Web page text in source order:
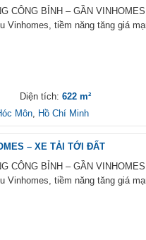
CÔNG BỈNH – GẦN
Vinhomes, tiềm năng tăng giá
Diện tích: 622 m²
Môn, Hồ Chí Minh
– XE TẢI TỚI ĐẤT
CÔNG BỈNH – GẦN
Vinhomes, tiềm năng tăng giá